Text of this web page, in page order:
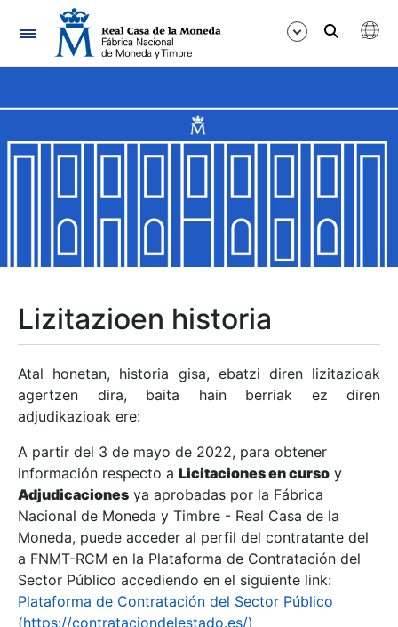
Nabigazioa
Erakutsi/Ezkutatu
Erakutsi/Ezkutatu
Erakutsi/Ezkutatu
Erakutsi/Ezkutatu
Erakutsi/Ezkutatu
Erakutsi/Ezkutatu
Erakutsi/Ezkutatu
Lizitazioen historia
Atal honetan, historia gisa, ebatzi diren lizitazioak
agertzen dira, baita hain berriak ez diren
adjudikazioak ere:
A partir del 3 de mayo de 2022, para obtener
información respecto a Licitaciones en curso y
Adjudicaciones ya aprobadas por la Fábrica
Nacional de Moneda y Timbre - Real Casa de la
Moneda, puede acceder al perfil del contratante del
a FNMT-RCM en la Plataforma de Contratación del
Sector Público accediendo en el siguiente link:
Plataforma de Contratación del Sector Público
(https://contrataciondelestado.es/)